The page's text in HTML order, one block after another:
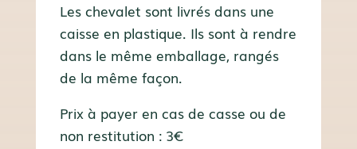
Les chevalet sont livrés dans une
caisse en plastique. Ils sont à rendre
dans le même emballage, rangés
de la même façon.
Prix à payer en cas de casse ou de
non restitution : 3€